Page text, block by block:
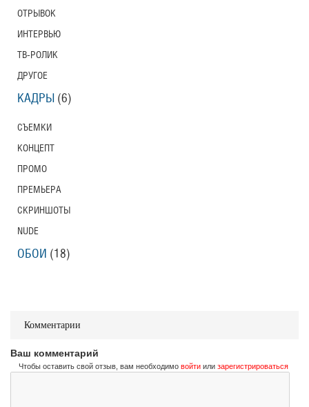
Комментарии
Ваш комментарий
Чтобы оставить свой отзыв, вам необходимо войти или зарегистрироваться
ОТРЫВОК
ИНТЕРВЬЮ
ТВ-РОЛИК
ДРУГОЕ
КАДРЫ (6)
СЪЕМКИ
КОНЦЕПТ
ПРОМО
ПРЕМЬЕРА
СКРИНШОТЫ
NUDE
ОБОИ (18)